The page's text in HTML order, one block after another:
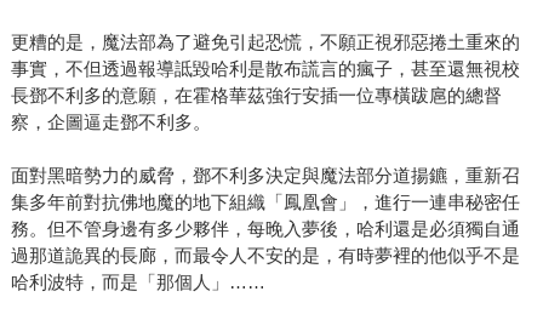
更糟的是，魔法部為了避免引起恐慌，不願正視邪惡捲土重來的
事實，不但透過報導詆毀哈利是散布謊言的瘋子，甚至還無視校
長鄧不利多的意願，在霍格華茲強行安插一位專橫跋扈的總督
察，企圖逼走鄧不利多。
面對黑暗勢力的威脅，鄧不利多決定與魔法部分道揚鑣，重新召
集多年前對抗佛地魔的地下組織「鳳凰會」，進行一連串秘密任
務。但不管身邊有多少夥伴，每晚入夢後，哈利還是必須獨自通
過那道詭異的長廊，而最令人不安的是，有時夢裡的他似乎不是
哈利波特，而是「那個人」……